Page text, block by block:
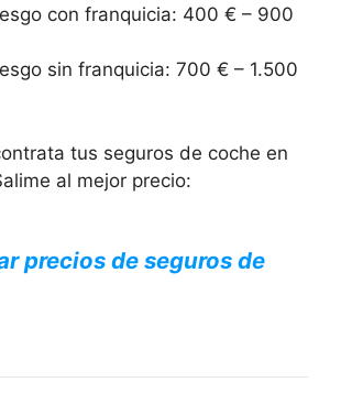
con franquicia: 400 € – 900
sin franquicia: 700 € – 1.500
tus seguros de coche en
al mejor precio:
precios de seguros de